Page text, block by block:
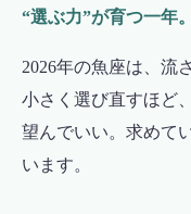
“選ぶ力”が育つ一年。
2026年の魚座は、流
小さく選び直すほど
望んでいい。求めて
います。